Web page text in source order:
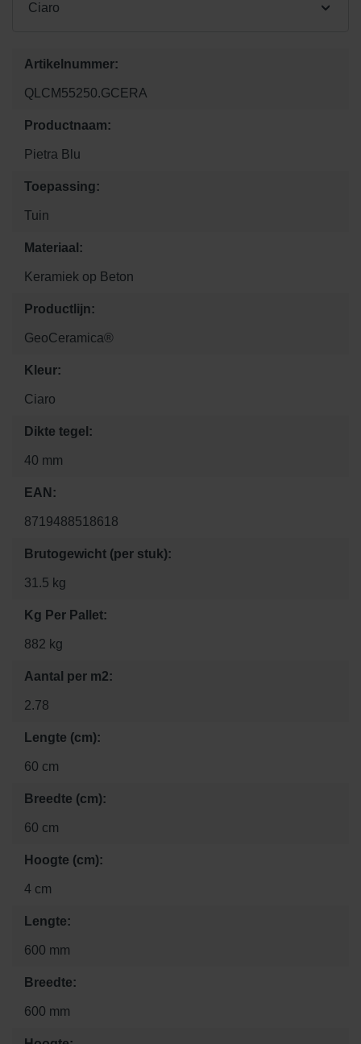
Ciaro
Artikelnummer:
QLCM55250.GCERA
Productnaam:
Pietra Blu
Toepassing:
Tuin
Materiaal:
Keramiek op Beton
Productlijn:
GeoCeramica®
Kleur:
Ciaro
Dikte tegel:
40 mm
EAN:
8719488518618
Brutogewicht (per stuk):
31.5 kg
Kg Per Pallet:
882 kg
Aantal per m2:
2.78
Lengte (cm):
60 cm
Breedte (cm):
60 cm
Hoogte (cm):
4 cm
Lengte:
600 mm
Breedte:
600 mm